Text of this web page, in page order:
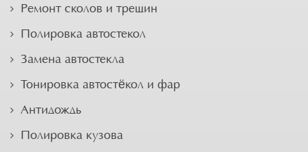
Ремонт сколов и трещин
Полировка автостекол
Замена автостекла
Тонировка автостёкол и фар
Антидождь
Полировка кузова